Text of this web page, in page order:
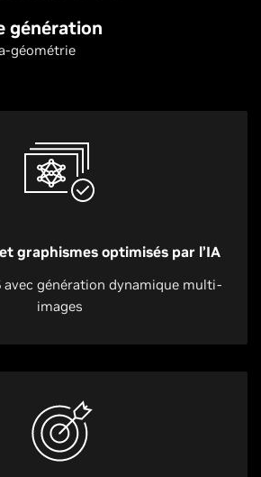
génération
géométrie
graphismes optimisés par l’IA
avec génération dynamique multi-
images